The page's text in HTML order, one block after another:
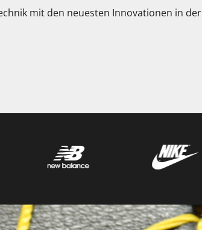
mit den neuesten Innovationen in der